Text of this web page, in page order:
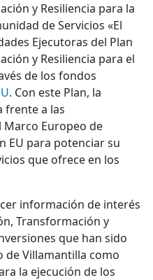
y Resiliencia para la
de Servicios «El
Ejecutoras del Plan
y Resiliencia para el
de los fondos
. Con este Plan, la
frente a las
Europeo de
EU para potenciar su
que ofrece en los
información de interés
Transformación y
que han sido
de Villamantilla como
la ejecución de los